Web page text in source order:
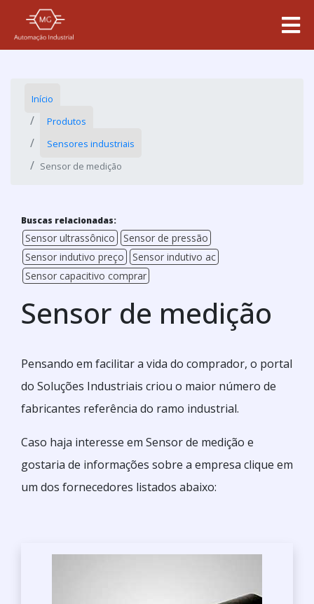
Início
Produtos
Sensores industriais
Sensor de medição
Buscas relacionadas:
Sensor ultrassônico
Sensor de pressão
Sensor indutivo preço
Sensor indutivo ac
Sensor capacitivo comprar
Sensor de medição
Pensando em facilitar a vida do comprador, o portal
do Soluções Industriais criou o maior número de
fabricantes referência do ramo industrial.
Caso haja interesse em Sensor de medição e
gostaria de informações sobre a empresa clique em
um dos fornecedores listados abaixo: